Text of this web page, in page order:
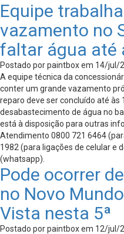
Equipe
vazamento no
faltar água até
Postado por paintbox em 14/jul/
A equipe técnica da
conter um grande vazamento
reparo deve ser concluído até às
desabastecimento de água no
está à disposição para outras
Atendimento 0800 721 6464
1982 (para ligações de celular e
(whatsapp).
Pode ocorrer
no Novo
Vista nesta 5ª
Postado por paintbox em 12/jul/